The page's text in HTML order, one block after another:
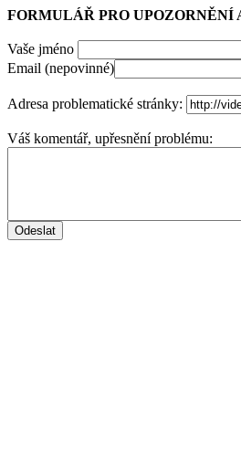
FORMULÁŘ PRO
Vaše jméno
Email (nepovinné)
Adresa problematické stránky:
Váš komentář, upřesnění problému: